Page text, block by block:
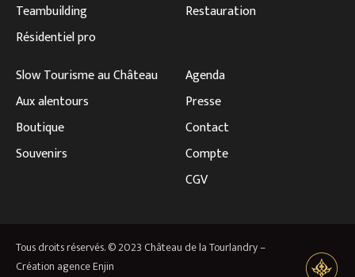
Teambuilding
Résidentiel pro
Restauration
Slow Tourisme au Château
Aux alentours
Boutique
Souvenirs
Agenda
Presse
Contact
Compte
CGV
Tous droits réservés. © 2023 Château de la Tourlandry –
Création agenceEnjin